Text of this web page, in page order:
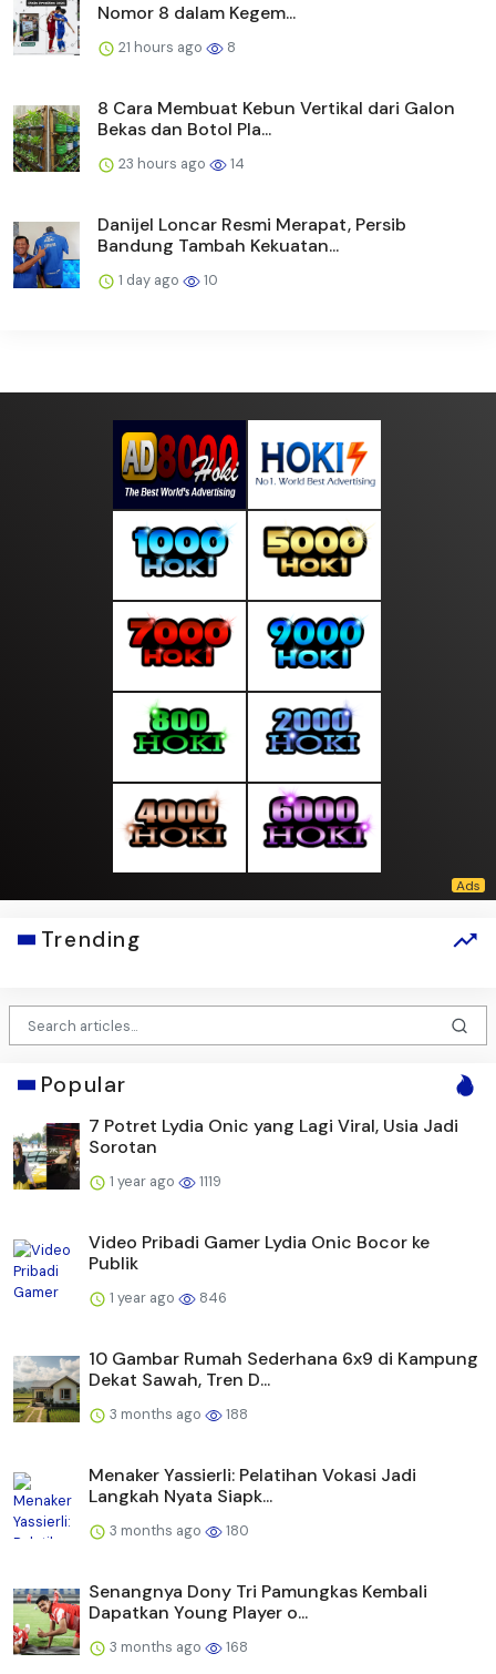
Nomor 8 dalam Kegem...
21 hours ago 8
8 Cara Membuat Kebun Vertikal dari Galon
Bekas dan Botol Pla...
23 hours ago 14
Danijel Loncar Resmi Merapat, Persib
Bandung Tambah Kekuatan...
1 day ago 10
Trending
Popular
7 Potret Lydia Onic yang Lagi Viral, Usia Jadi
Sorotan
1 year ago 1119
Video Pribadi Gamer Lydia Onic Bocor ke
Publik
1 year ago 846
10 Gambar Rumah Sederhana 6x9 di Kampung
Dekat Sawah, Tren D...
3 months ago 188
Menaker Yassierli: Pelatihan Vokasi Jadi
Langkah Nyata Siapk...
3 months ago 180
Senangnya Dony Tri Pamungkas Kembali
Dapatkan Young Player o...
3 months ago 168